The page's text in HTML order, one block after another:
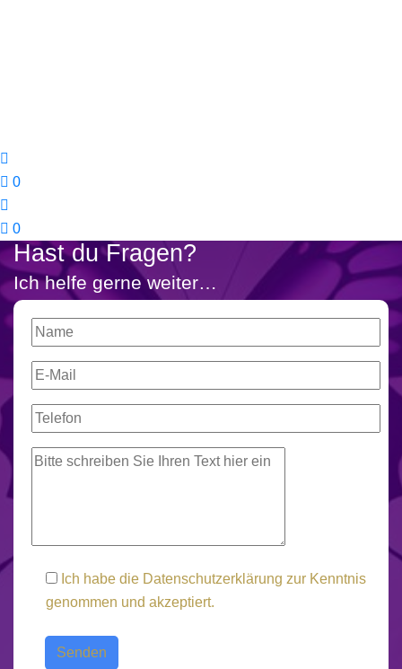
0
0
Hast du Fragen?
Ich helfe gerne weiter…
Ich habe die Datenschutzerklärung zur Kenntnis
genommen und akzeptiert.